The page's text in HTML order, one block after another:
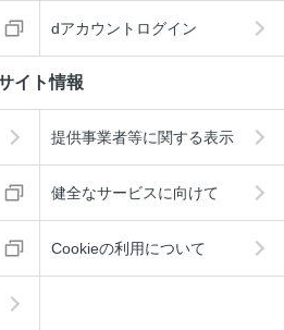
dアカウントログイン
イト情報
提供事業者等に関する表示
健全なサービスに向けて
Cookieの利用について